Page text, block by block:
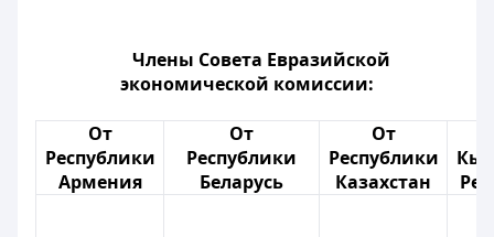
Члены Совета Евразийской
экономической комиссии:
От
Республики
Армения
От
Республики
Беларусь
От
Республики
Казахстан